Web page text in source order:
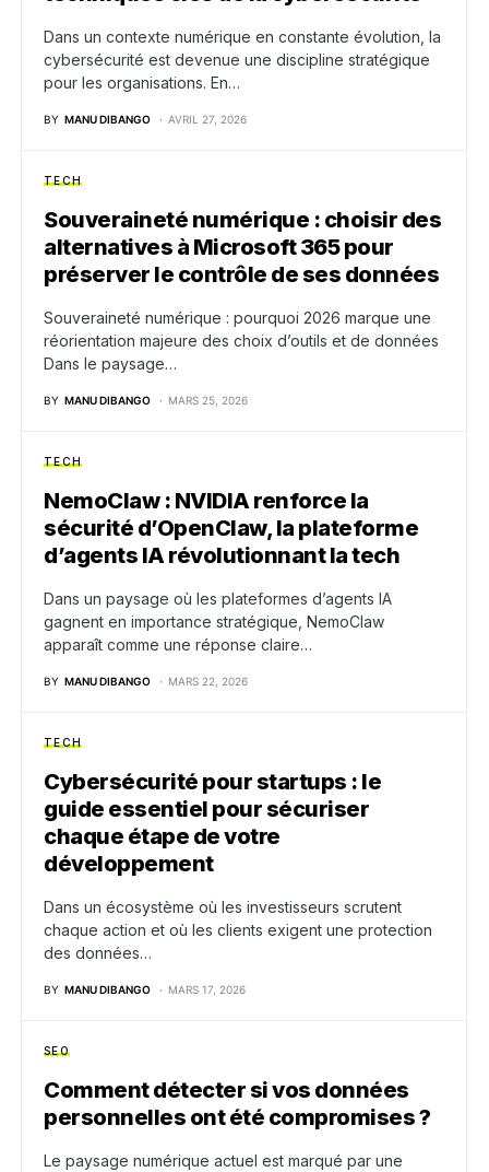
Dans un contexte numérique en constante évolution, la
cybersécurité est devenue une discipline stratégique
pour les organisations. En…
BY MANU DIBANGO AVRIL 27, 2026
TECH
Souveraineté numérique : choisir des
alternatives à Microsoft 365 pour
préserver le contrôle de ses données
Souveraineté numérique : pourquoi 2026 marque une
réorientation majeure des choix d’outils et de données
Dans le paysage…
BY MANU DIBANGO MARS 25, 2026
TECH
NemoClaw : NVIDIA renforce la
sécurité d’OpenClaw, la plateforme
d’agents IA révolutionnant la tech
Dans un paysage où les plateformes d’agents IA
gagnent en importance stratégique, NemoClaw
apparaît comme une réponse claire…
BY MANU DIBANGO MARS 22, 2026
TECH
Cybersécurité pour startups : le
guide essentiel pour sécuriser
chaque étape de votre
développement
Dans un écosystème où les investisseurs scrutent
chaque action et où les clients exigent une protection
des données…
BY MANU DIBANGO MARS 17, 2026
SEO
Comment détecter si vos données
personnelles ont été compromises ?
Le paysage numérique actuel est marqué par une